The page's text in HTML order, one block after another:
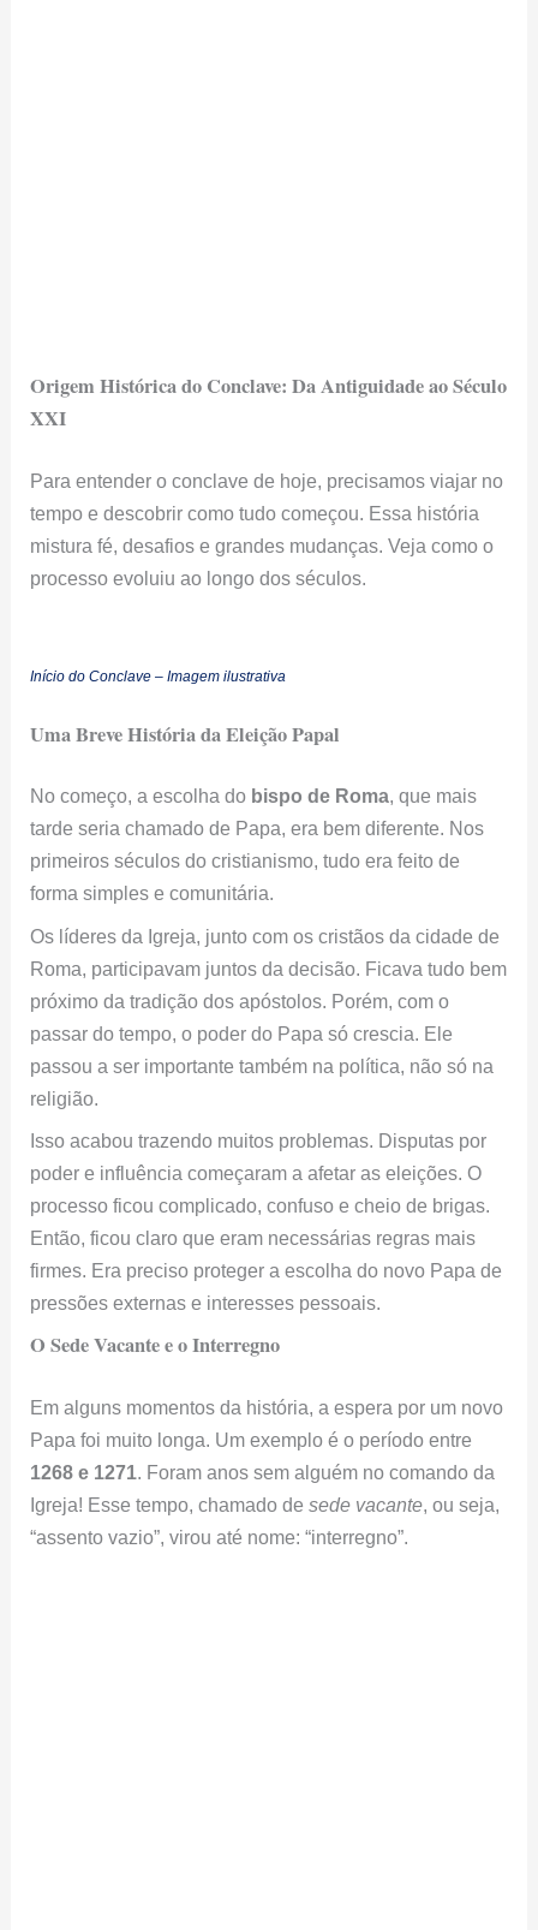
Origem Histórica do Conclave: Da Antiguidade ao Século
XXI
Para entender o conclave de hoje, precisamos viajar no
tempo e descobrir como tudo começou. Essa história
mistura fé, desafios e grandes mudanças. Veja como o
processo evoluiu ao longo dos séculos.
Início do Conclave – Imagem ilustrativa
Uma Breve História da Eleição Papal
No começo, a escolha do bispo de Roma, que mais
tarde seria chamado de Papa, era bem diferente. Nos
primeiros séculos do cristianismo, tudo era feito de
forma simples e comunitária.
Os líderes da Igreja, junto com os cristãos da cidade de
Roma, participavam juntos da decisão. Ficava tudo bem
próximo da tradição dos apóstolos. Porém, com o
passar do tempo, o poder do Papa só crescia. Ele
passou a ser importante também na política, não só na
religião.
Isso acabou trazendo muitos problemas. Disputas por
poder e influência começaram a afetar as eleições. O
processo ficou complicado, confuso e cheio de brigas.
Então, ficou claro que eram necessárias regras mais
firmes. Era preciso proteger a escolha do novo Papa de
pressões externas e interesses pessoais.
O Sede Vacante e o Interregno
Em alguns momentos da história, a espera por um novo
Papa foi muito longa. Um exemplo é o período entre
1268 e 1271. Foram anos sem alguém no comando da
Igreja! Esse tempo, chamado desede vacante, ou seja,
“assento vazio”, virou até nome: “interregno”.